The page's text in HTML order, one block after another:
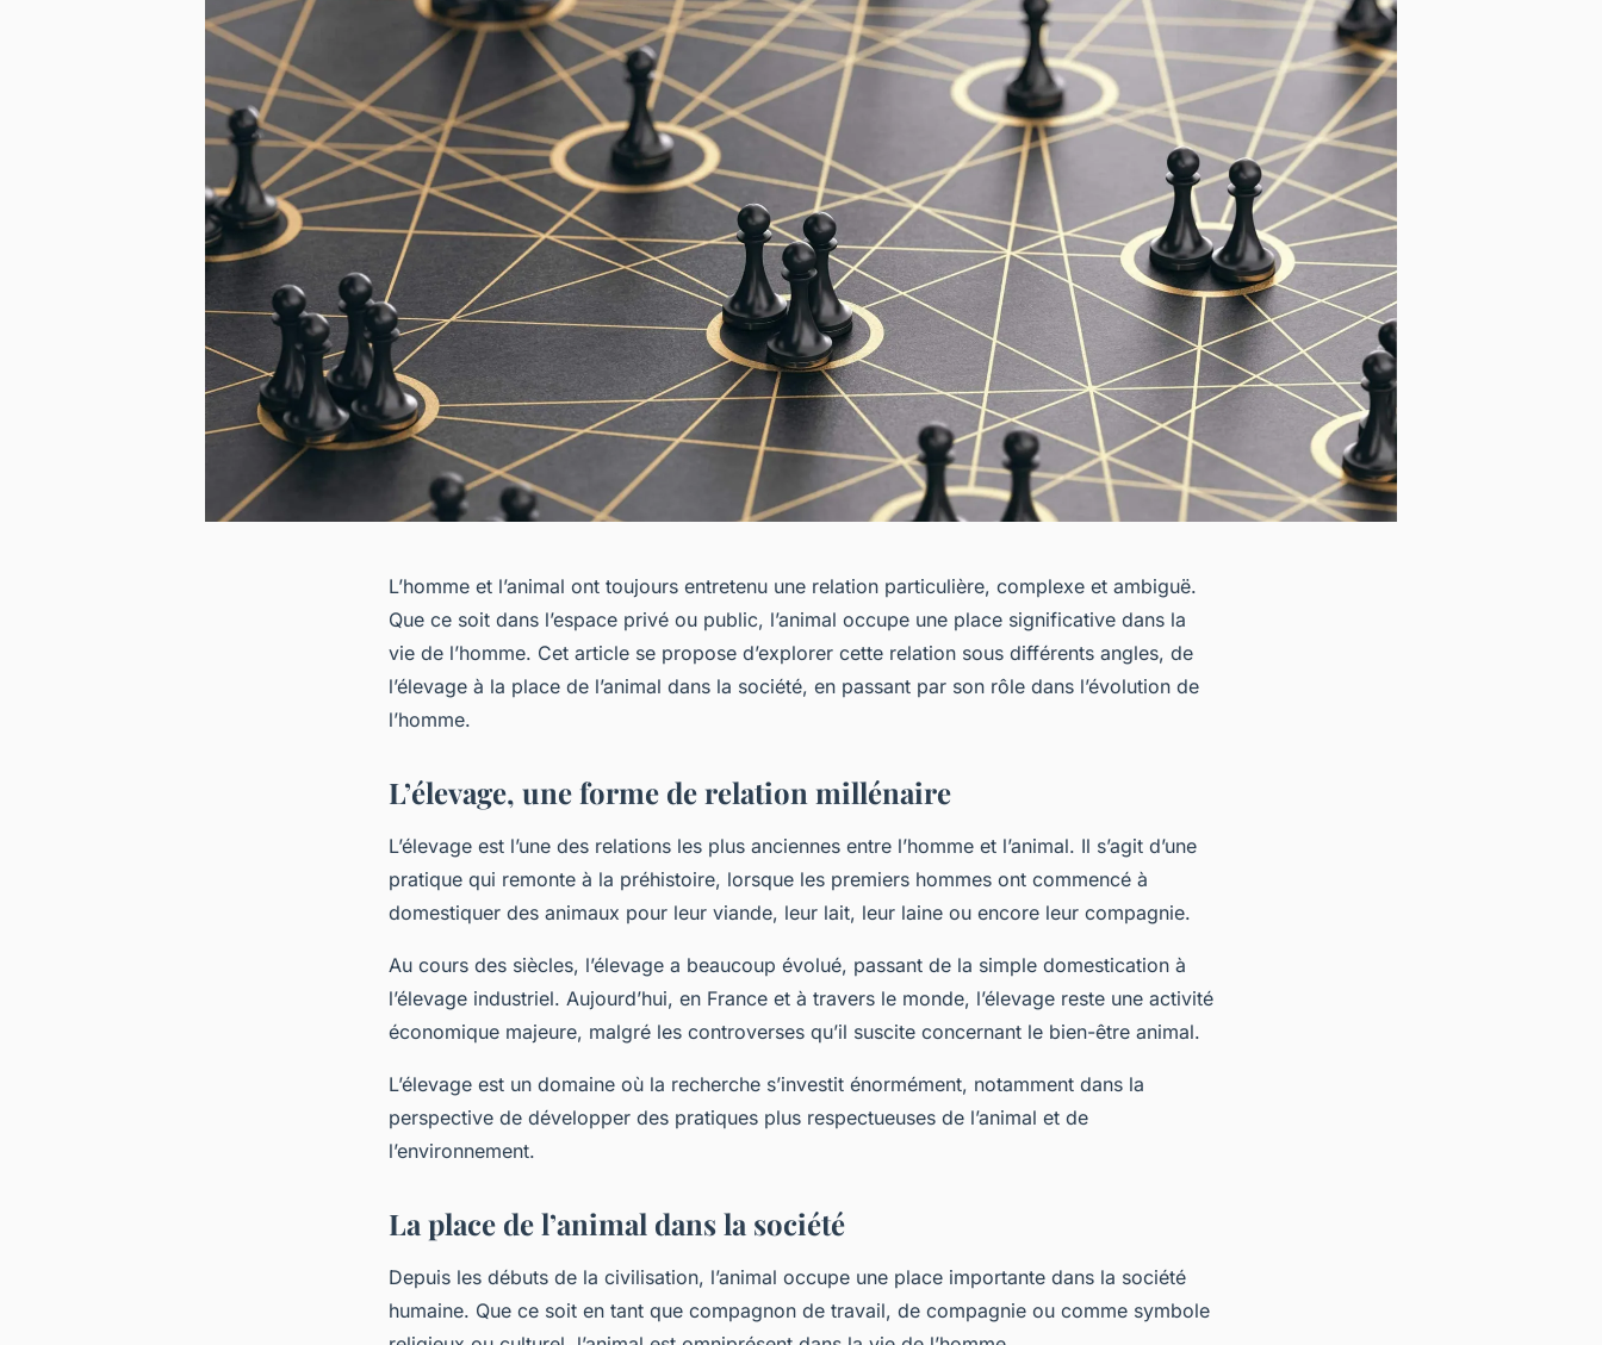
L’homme et l’animal ont toujours entretenu une relation particulière, complexe et ambiguë.
Que ce soit dans l’espace privé ou public, l’animal occupe une place significative dans la
vie de l’homme. Cet article se propose d’explorer cette relation sous différents angles, de
l’élevage à la place de l’animal dans la société, en passant par son rôle dans l’évolution de
l’homme.
L’élevage, une forme de relation millénaire
L’élevage est l’une des relations les plus anciennes entre l’homme et l’animal. Il s’agit d’une
pratique qui remonte à la préhistoire, lorsque les premiers hommes ont commencé à
domestiquer des animaux pour leur viande, leur lait, leur laine ou encore leur compagnie.
Au cours des siècles, l’élevage a beaucoup évolué, passant de la simple domestication à
l’élevage industriel. Aujourd’hui, en France et à travers le monde, l’élevage reste une activité
économique majeure, malgré les controverses qu’il suscite concernant le bien-être animal.
L’élevage est un domaine où la recherche s’investit énormément, notamment dans la
perspective de développer des pratiques plus respectueuses de l’animal et de
l’environnement.
La place de l’animal dans la société
Depuis les débuts de la civilisation, l’animal occupe une place importante dans la société
humaine. Que ce soit en tant que compagnon de travail, de compagnie ou comme symbole